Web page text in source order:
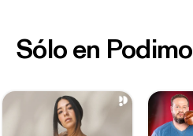
Sólo en Podimo